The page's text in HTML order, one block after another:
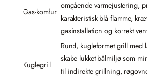
Gas-komfur
omgående varmejustering,
karakteristisk blå flamme,
gasinstallation og korrekt
Kuglegrill
Rund, kugleformet grill med
skabe lukket bålmiljø som
til indirekte grillning,